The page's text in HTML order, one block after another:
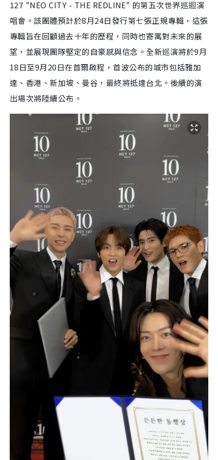
127 "NEO CITY - THE REDLINE" 的第五次世界巡迴演
唱會。該團體預計於8月24日發行第七張正規專輯，這張
專輯旨在回顧過去十年的歷程，同時也寄寓對未來的展
望，並展現團隊堅定的自豪感與信念。全新巡演將於9月
18日至9月20日在首爾啟程，首波公布的城市包括雅加
達、香港、新加坡、曼谷，最終將抵達台北。後續的演
出場次將陸續公布。